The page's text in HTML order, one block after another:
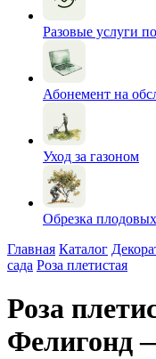
Разовые услуги
Абонемент на
Уход за газоном
Обрезка
Главная Каталог
сада Роза плетистая
Роза
Фелигонд